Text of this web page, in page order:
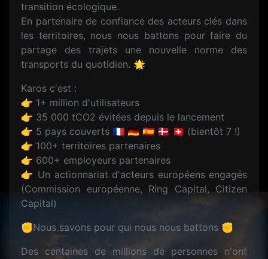
transition écologique.
En partenaire de confiance des acteurs clés dans
les territoires, nous nous battons pour faire du
partage des trajets une nouvelle norme des
transports du quotidien. 🌟
Karos c'est :
👉 1+ million d'utilisateurs
👉 35 000 tCO2 évitées depuis le lancement
👉 5 pays couverts 🇫🇷 🇩🇪 🇪🇸 🇩🇰 🇨🇭 (bientôt 7 !)
👉 100+ territoires partenaires
👉 600+ employeurs partenaires
👉 Un actionnariat d'acteurs européens engagés
(Commission européenne, Ring Capital, Citizen
Capital)
✊Nous savons pour qui nous nous battons ✊
Des centaines de millions de personnes n'ont